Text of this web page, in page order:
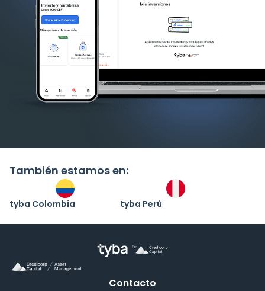
También estamos en:
tyba Colombia tyba Perú
Contacto